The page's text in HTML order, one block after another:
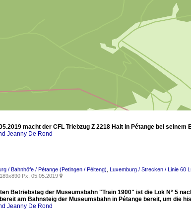
macht der CFL Triebzug Z 2218 Halt in Pétange bei
Jeanny De Rond
/ Bahnhöfe / Pétange (Petingen / Péiteng) Luxemburg / Strecken / Linie 60
Px, 05.05.2019 
Betriebstag der Museumsbahn "Train 1900" ist die Lok N° 5
am Bahnsteig der Museumsbahn in Pétange bereit, um die
Jeanny De Rond